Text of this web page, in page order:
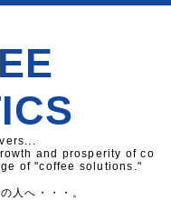
and prosperity of co
of "coffee solutions."
人へ・・・。